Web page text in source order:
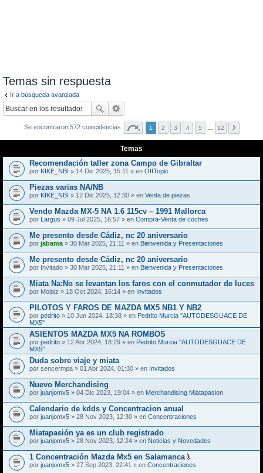
Temas sin respuesta
Ir a búsqueda avanzada
Se encontraron 572 coincidencias 1 2 3 4 5 … 12
Temas
Recomendación taller zona Campo de Gibraltar
por KIKE_NBI » 14 Dic 2025, 15:11 » en OffTopic
Piezas varias NA/NB
por KIKE_NBI » 12 Dic 2025, 12:30 » en Venta de piezas
Vendo Mazda MX-5 NA 1.6 115cv – 1991 Mallorca
por Largus » 09 Jul 2025, 16:57 » en Compra-Venta de coches
Me presento desde Cádiz, nc 20 aniversario
por jabama » 30 Mar 2025, 21:11 » en Bienvenida y Presentaciones
Me presento desde Cádiz, nc 20 aniversario
por Invitado » 30 Mar 2025, 21:11 » en Bienvenida y Presentaciones
Miata Na:No se levantan los faros con el conmutador de luces
por Molaiz » 18 Oct 2024, 16:14 » en Invitados
PILOTOS Y FAROS DE MAZDA MX5 NB1 Y NB2
por pedrito » 10 Jun 2024, 18:38 » en Pedrito Murcia ''AUTODESGUACE DE
MX5''
ASIENTOS MAZDA MX5 NA ROMBOS
por pedrito » 12 Abr 2024, 18:29 » en Pedrito Murcia ''AUTODESGUACE DE
MX5''
Duda sobre viaje y miata
por sencermpa » 01 Abr 2024, 01:30 » en Invitados
Nuevo Merchandising
por juanjomx5 » 04 Dic 2023, 19:04 » en Merchandising Miatapasion
Calendario de kdds y Concentracion anual
por juanjomx5 » 28 Nov 2023, 12:30 » en Concentraciones
Miatapasión ya es un club registrado
por juanjomx5 » 28 Nov 2023, 12:24 » en Noticias y Novedades
1 Concentración Mazda Mx5 en Salamanca
A
por juanjomx5 » 27 Sep 2023, 22:41 » en Concentraciones